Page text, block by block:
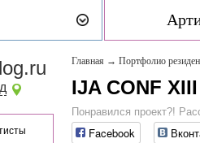
Главная → Портфолио
IJA CONF XIII
Понравился проект?!
Facebook